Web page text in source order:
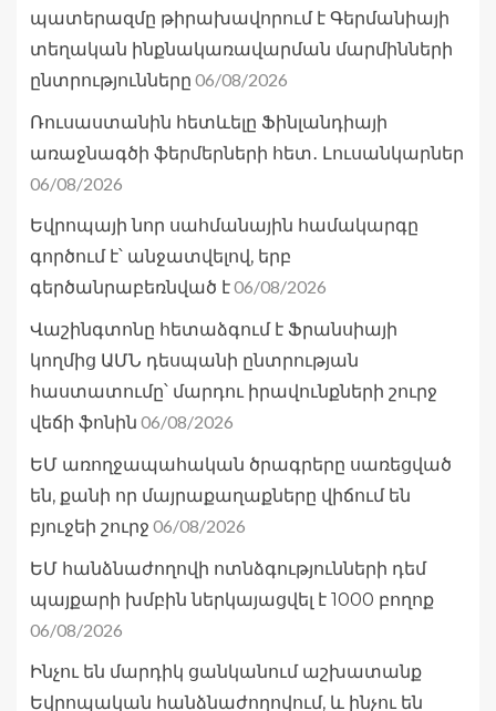
պատերազմը թիրախավորում է Գերմանիայի
տեղական ինքնակառավարման մարմինների
ընտրությունները 06/08/2026
Ռուսաստանին հետևելը Ֆինլանդիայի
առաջնագծի ֆերմերների հետ․ Լուսանկարներ
06/08/2026
Եվրոպայի նոր սահմանային համակարգը
գործում է՝ անջատվելով, երբ
գերծանրաբեռնված է06/08/2026
Վաշինգտոնը հետաձգում է Ֆրանսիայի
կողմից ԱՄՆ դեսպանի ընտրության
հաստատումը՝ մարդու իրավունքների շուրջ
վեճի ֆոնին 06/08/2026
ԵՄ առողջապահական ծրագրերը սառեցված
են, քանի որ մայրաքաղաքները վիճում են
բյուջեի շուրջ 06/08/2026
ԵՄ հանձնաժողովի ոտնձգությունների դեմ
պայքարի խմբին ներկայացվել է 1000 բողոք
06/08/2026
Ինչու են մարդիկ ցանկանում աշխատանք
Եվրոպական հանձնաժողովում, և ինչու են